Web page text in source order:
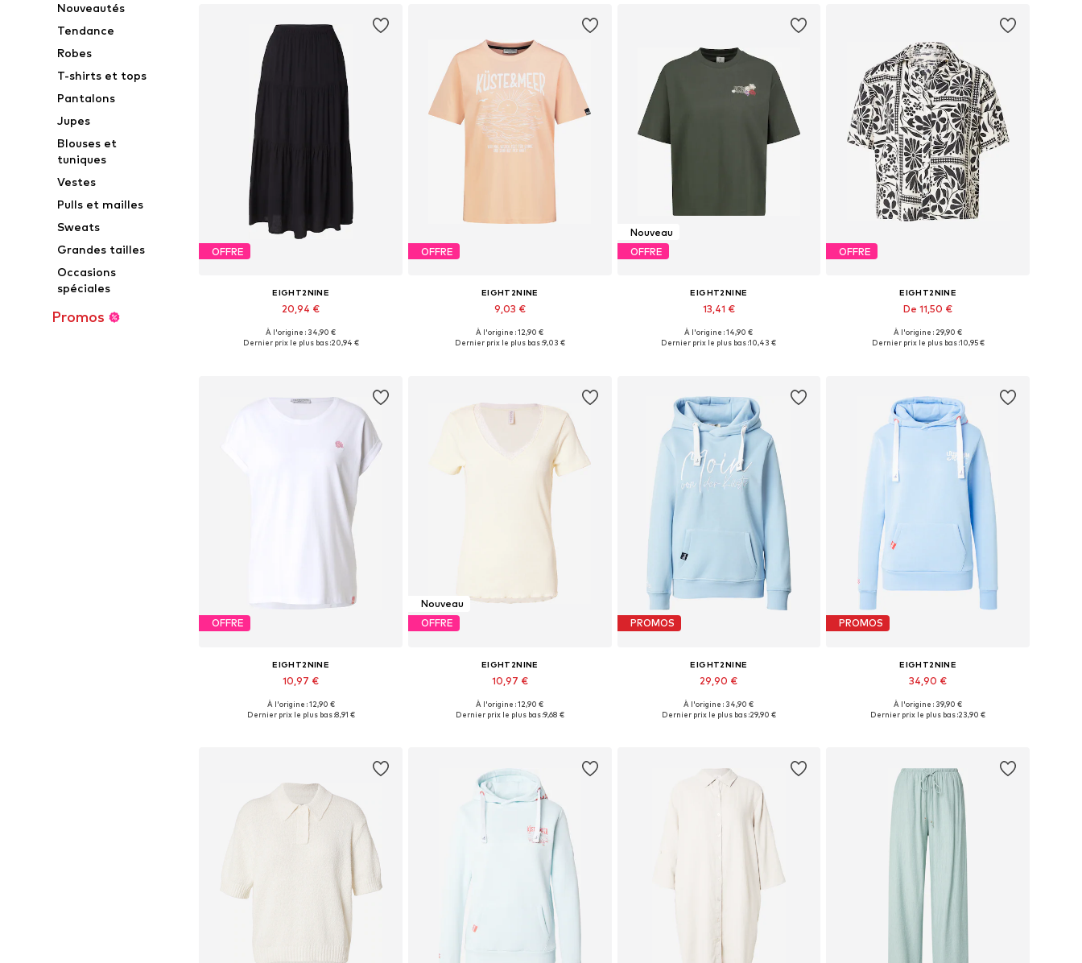
Nouveautés
Tendance
Robes
T-shirts et tops
Pantalons
Jupes
Blouses et
tuniques
Vestes
Pulls et mailles
Sweats
Grandes tailles
Occasions
spéciales
Promos
OFFRE
EIGHT2NINE
20,94 €
Tailles disponibles: 36
À l'origine : 34,90 €
Dernier prix le plus bas :20,94 €
OFFRE
EIGHT2NINE
9,03 €
Tailles disponibles: S, M, L
À l'origine : 12,90 €
Dernier prix le plus bas :9,03 €
Nouveau
OFFRE
EIGHT2NINE
13,41 €
Tailles disponibles: XS, S, M, L, XL
À l'origine : 14,90 €
Dernier prix le plus bas :10,43 €
OFFRE
EIGHT2NINE
De 11,50 €
Tailles disponibles: S, L, XL
À l'origine : 29,90 €
Dernier prix le plus bas :10,95 €
OFFRE
EIGHT2NINE
10,97 €
Tailles disponibles: S, M, L, XL, XXL
À l'origine : 12,90 €
Dernier prix le plus bas :8,91 €
Nouveau
OFFRE
EIGHT2NINE
10,97 €
Tailles disponibles: XS, S, M, XL
À l'origine : 12,90 €
Dernier prix le plus bas :9,68 €
PROMOS
EIGHT2NINE
29,90 €
Tailles disponibles: S, M, L, XL, XXL
À l'origine : 34,90 €
Dernier prix le plus bas :29,90 €
PROMOS
EIGHT2NINE
34,90 €
Tailles disponibles: S, M, L, XL
À l'origine : 39,90 €
Dernier prix le plus bas :23,90 €